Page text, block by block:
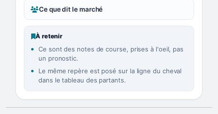
Ce que dit le marché
À retenir
Ce sont des notes de course, prises à l'oeil, pas
un pronostic.
Le même repère est posé sur la ligne du cheval
dans le tableau des partants.